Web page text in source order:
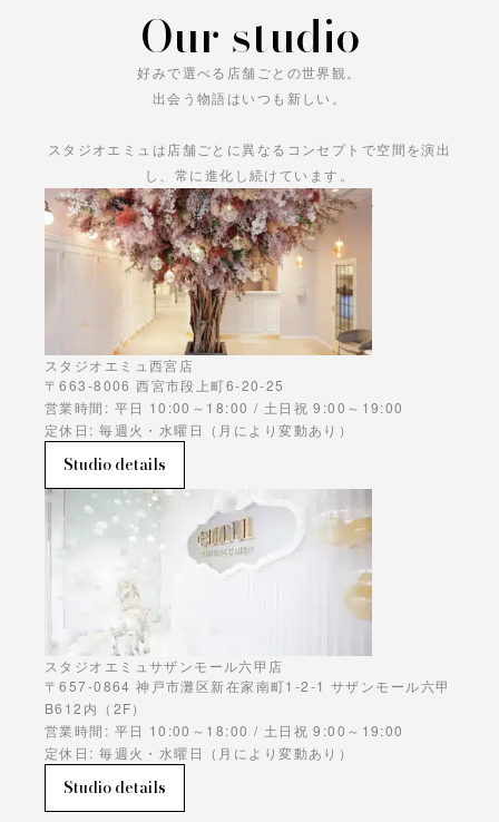
Our studio
好みで選べる店舗ごとの世界観。
出会う物語はいつも新しい。
スタジオエミュは店舗ごとに異なるコンセプトで空間を演出
し、常に進化し続けています。
あなただけの物語をお楽しみください。
スタジオエミュ西宮店
〒663-8006 西宮市段上町6-20-25
営業時間: 平日 10:00～18:00 / 土日祝 9:00～19:00
定休日: 毎週火・水曜日（月により変動あり）
Studio details
スタジオエミュサザンモール六甲店
〒657-0864 神戸市灘区新在家南町1-2-1 サザンモール六甲
B612内（2F）
営業時間: 平日 10:00～18:00 / 土日祝 9:00～19:00
定休日: 毎週火・水曜日（月により変動あり）
Studio details